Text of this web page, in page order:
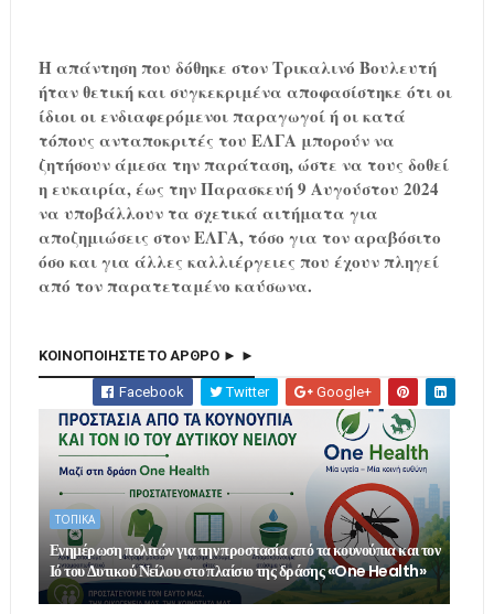
Η απάντηση που δόθηκε στον Τρικαλινό Βουλευτή
ήταν θετική και συγκεκριμένα αποφασίστηκε ότι οι
ίδιοι οι ενδιαφερόμενοι παραγωγοί ή οι κατά
τόπους ανταποκριτές του ΕΛΓΑ μπορούν να
ζητήσουν άμεσα την παράταση, ώστε να τους δοθεί
η ευκαιρία, έως την Παρασκευή 9 Αυγούστου 2024
να υποβάλλουν τα σχετικά αιτήματα για
αποζημιώσεις στον ΕΛΓΑ, τόσο για τον αραβόσιτο
όσο και για άλλες καλλιέργειες που έχουν πληγεί
από τον παρατεταμένο καύσωνα.
ΚΟΙΝΟΠΟΙΗΣΤΕ ΤΟ ΑΡΘΡΟ ► ►
Facebook Twitter Google+
ΤΟΠΙΚΑ
Ενημέρωση πολιτών για την προστασία από τα κουνούπια και τον
Ιό του Δυτικού Νείλου στο πλαίσιο της δράσης «One Health»